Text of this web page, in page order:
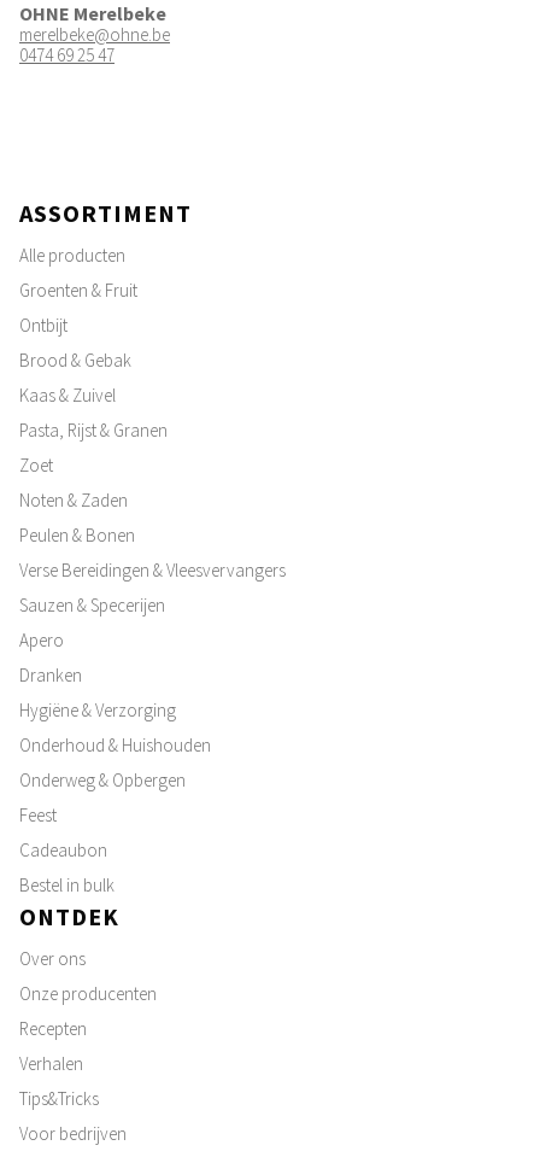
OHNE Merelbeke
merelbeke@ohne.be
0474 69 25 47
ASSORTIMENT
Alle producten
Groenten & Fruit
Ontbijt
Brood & Gebak
Kaas & Zuivel
Pasta, Rijst & Granen
Zoet
Noten & Zaden
Peulen & Bonen
Verse Bereidingen & Vleesvervangers
Sauzen & Specerijen
Apero
Dranken
Hygiëne & Verzorging
Onderhoud & Huishouden
Onderweg & Opbergen
Feest
Cadeaubon
Bestel in bulk
ONTDEK
Over ons
Onze producenten
Recepten
Verhalen
Tips&Tricks
Voor bedrijven